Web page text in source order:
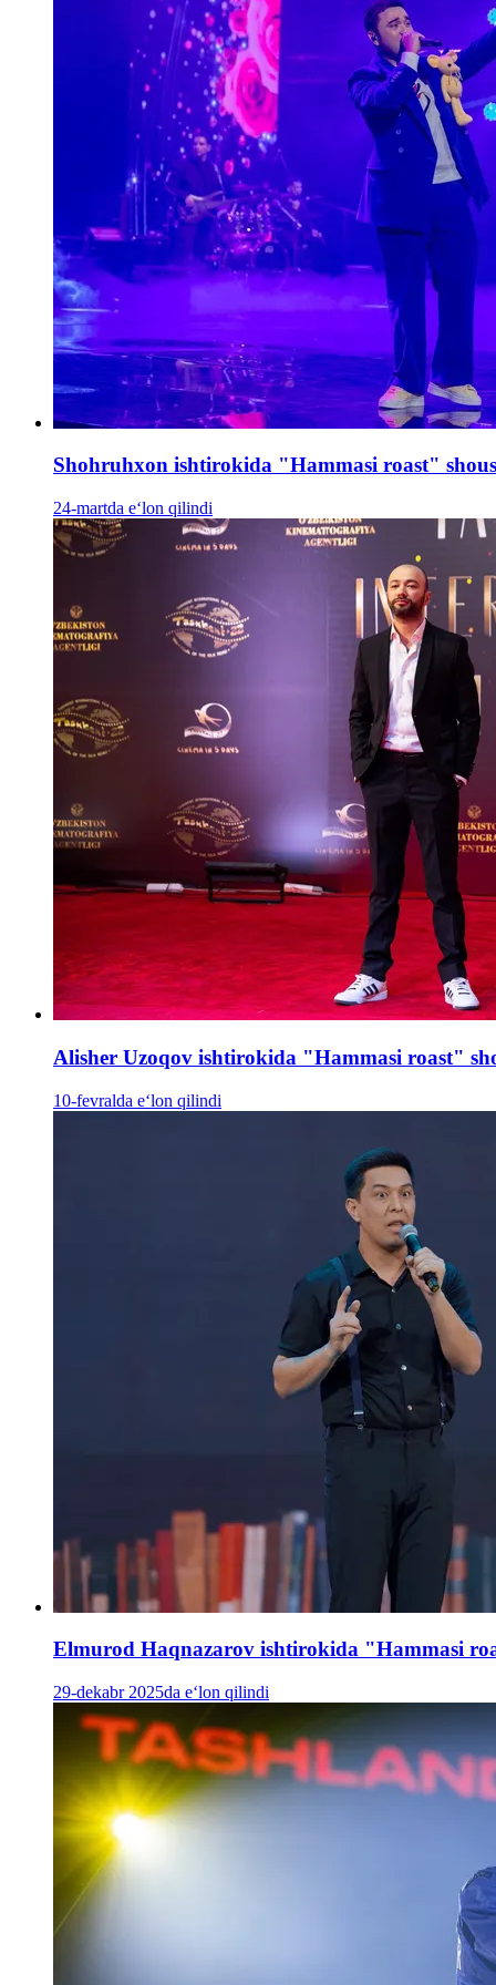
Shohruhxon ishtirokida "Hammasi roast"
24-martda e‘lon qilindi
Alisher Uzoqov ishtirokida "Hammasi roast"
10-fevralda e‘lon qilindi
Elmurod Haqnazarov ishtirokida "Hammasi
29-dekabr 2025da e‘lon qilindi